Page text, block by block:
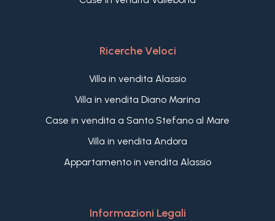
Ricerche Veloci
Villa in vendita Alassio
Villa in vendita Diano Marina
Case in vendita a Santo Stefano al Mare
Villa in vendita Andora
Appartamento in vendita Alassio
Informazioni Legali